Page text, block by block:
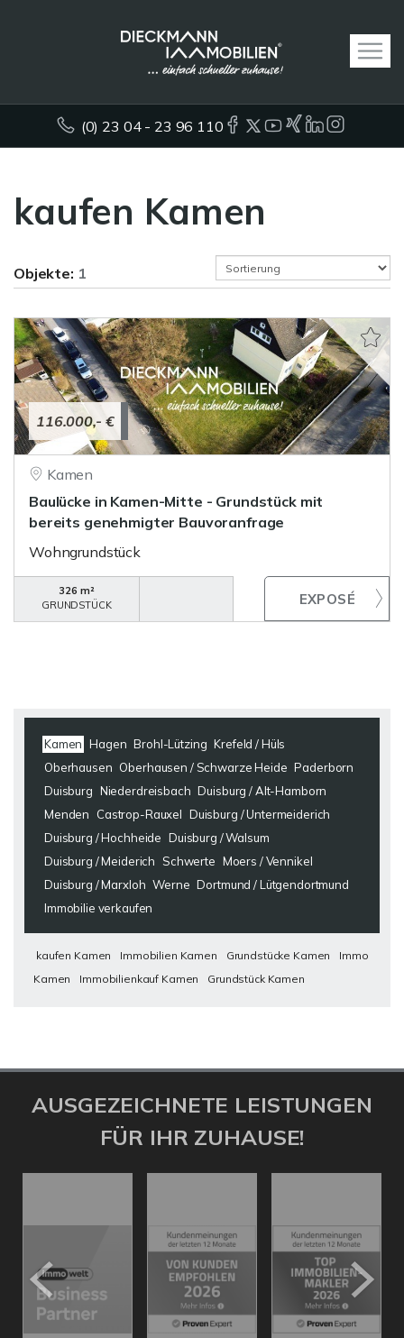
(0) 23 04 - 23 96 110
kaufen Kamen
Objekte: 1
116.000,- €
Kamen
Baulücke in Kamen-Mitte - Grundstück mit
bereits genehmigter Bauvoranfrage
Wohngrundstück
326 m²
GRUNDSTÜCK
Kamen Hagen Brohl-Lützing Krefeld / Hüls
Oberhausen Oberhausen / Schwarze Heide Paderborn
Duisburg Niederdreisbach Duisburg / Alt-Hamborn
Menden
Castrop-Rauxel Duisburg / Untermeiderich
Duisburg / Hochheide Duisburg / Walsum
Duisburg / Meiderich
Schwerte Moers / Vennikel
Duisburg / Marxloh Werne Dortmund / Lütgendortmund
Immobilie verkaufen
kaufen Kamen Immobilien Kamen Grundstücke Kamen
Immo
Kamen
Immobilienkauf Kamen Grundstück Kamen
AUSGEZEICHNETE LEISTUNGEN
FÜR IHR ZUHAUSE!